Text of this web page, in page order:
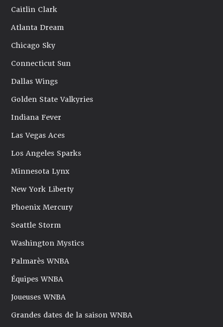
Caitlin Clark
Atlanta Dream
Chicago Sky
Connecticut Sun
Dallas Wings
Golden State Valkyries
Indiana Fever
Las Vegas Aces
Los Angeles Sparks
Minnesota Lynx
New York Liberty
Phoenix Mercury
Seattle Storm
Washington Mystics
Palmarès WNBA
Équipes WNBA
Joueuses WNBA
Grandes dates de la saison WNBA